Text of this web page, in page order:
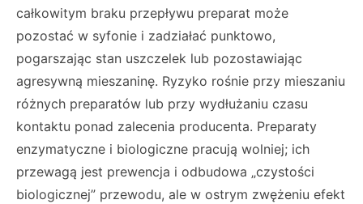
całkowitym braku przepływu preparat może
pozostać w syfonie i zadziałać punktowo,
pogarszając stan uszczelek lub pozostawiając
agresywną mieszaninę. Ryzyko rośnie przy mieszaniu
różnych preparatów lub przy wydłużaniu czasu
kontaktu ponad zalecenia producenta. Preparaty
enzymatyczne i biologiczne pracują wolniej; ich
przewagą jest prewencja i odbudowa „czystości
biologicznej” przewodu, ale w ostrym zwężeniu efekt